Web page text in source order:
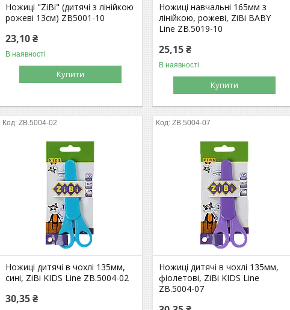
Ножиці "ZiBi" (дитячі з лінійкою
рожеві 13см) ZB5001-10
23,10 ₴
В наявності
Купити
Ножиці навчальні 165мм з
лінійкою, рожеві, ZiBi BABY
Line ZB.5019-10
25,15 ₴
В наявності
Купити
ZB.5004-02
Ножиці дитячі в чохлі 135мм,
сині, ZiBi KIDS Line ZB.5004-02
30,35 ₴
ZB.5004-07
Ножиці дитячі в чохлі 135мм,
фіолетові, ZiBi KIDS Line
ZB.5004-07